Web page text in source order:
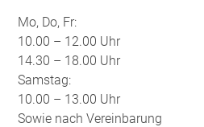
Mo, Do, Fr:
10.00 – 12.00 Uhr
14.30 – 18.00 Uhr
Samstag:
10.00 – 13.00 Uhr
Sowie nach Vereinbarung